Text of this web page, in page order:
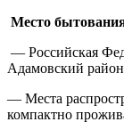
Место
— Российская
Адамовский
— Места
компактно